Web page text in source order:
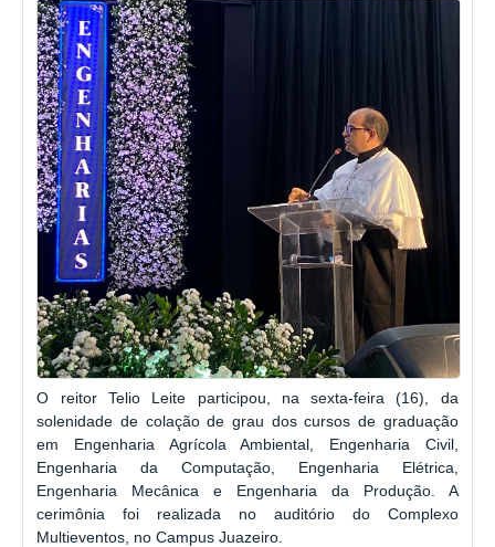
O reitor Telio Leite participou, na sexta-feira (16), da
solenidade de colação de grau dos cursos de graduação
em Engenharia Agrícola Ambiental, Engenharia Civil,
Engenharia da Computação, Engenharia Elétrica,
Engenharia Mecânica e Engenharia da Produção. A
cerimônia foi realizada no auditório do Complexo
Multieventos, no Campus Juazeiro.